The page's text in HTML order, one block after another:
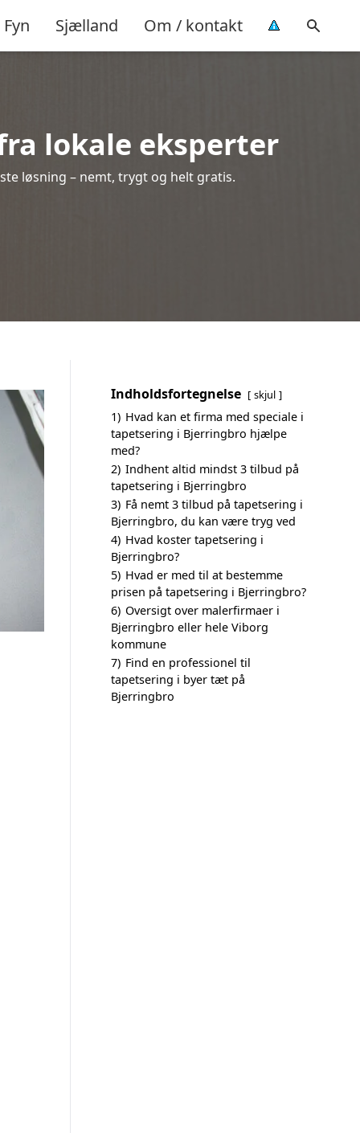
Fyn Sjælland Om / kontakt
lokale eksperter
løsning – nemt, trygt og helt gratis.
Indholdsfortegnelse skjul
1) Hvad kan et firma med speciale i
tapetsering i Bjerringbro hjælpe
med?
2) Indhent altid mindst 3 tilbud på
tapetsering i Bjerringbro
3) Få nemt 3 tilbud på tapetsering i
Bjerringbro, du kan være tryg ved
4) Hvad koster tapetsering i
Bjerringbro?
5) Hvad er med til at bestemme
prisen på tapetsering i Bjerringbro?
6) Oversigt over malerfirmaer i
Bjerringbro eller hele Viborg
kommune
7) Find en professionel til
tapetsering i byer tæt på
Bjerringbro